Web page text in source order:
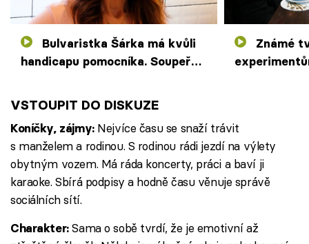
handicapu pomocníka. Soupeře
VSTOUPIT DO DISKUZE
Koníčky, zájmy: Nejvíce času se snaží trávit
s manželem a rodinou. S rodinou rádi jezdí na výlety
obytným vozem. Má ráda koncerty, práci a baví ji
karaoke. Sbírá podpisy a hodně času věnuje správě
sociálních sítí.
Charakter:Sama o sobě tvrdí, že je emotivní až